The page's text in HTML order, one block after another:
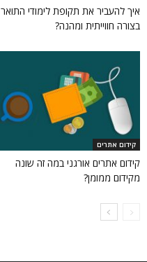
איך להעביר את תקופת לימודי התואר
בצורה חווייתית ומהנה?
קידום אתרים
קידום אתרים אורגני במה זה שונה
מקידום ממומן?